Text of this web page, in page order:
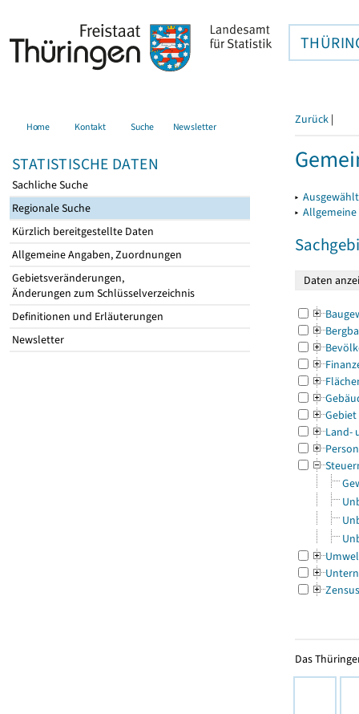
Home Kontakt Suche Newsletter
STATISTISCHE DATEN
Sachliche Suche
Regionale Suche
Kürzlich bereitgestellte Daten
Allgemeine Angaben, Zuordnungen
Gebietsveränderungen,
Änderungen zum Schlüsselverzeichnis
Definitionen und Erläuterungen
Newsletter
Zurück |
▸
▸
Gebiet
Land-
Zensus
Das